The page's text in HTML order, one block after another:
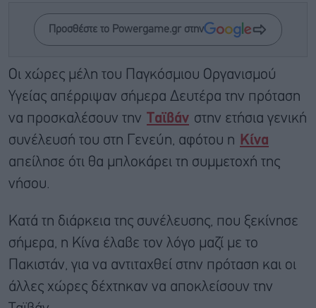
Προσθέστε το Powergame.gr στην
Οι χώρες μέλη του Παγκόσμιου Οργανισμού
Υγείας απέρριψαν σήμερα Δευτέρα την πρόταση
να προσκαλέσουν την
Ταϊβάν στην ετήσια γενική
συνέλευσή του στη Γενεύη, αφότου η
Κίνα
απείλησε ότι θα μπλοκάρει τη συμμετοχή της
νήσου.
Κατά τη διάρκεια της συνέλευσης, που ξεκίνησε
σήμερα, η Κίνα έλαβε τον λόγο μαζί με το
Πακιστάν, για να αντιταχθεί στην πρόταση και οι
άλλες χώρες δέχτηκαν να αποκλείσουν την